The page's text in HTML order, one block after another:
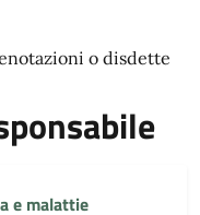
o disdette
e malattie